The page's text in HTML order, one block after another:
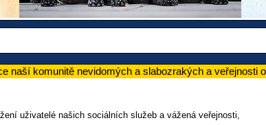
naší komunitě nevidomých a slabozrakých a veřejnosti
uživatelé našich sociálních služeb a vážená veřejnosti,